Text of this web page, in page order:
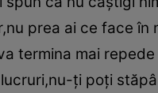
prea ai ce face în
termina mai
ţi poţi